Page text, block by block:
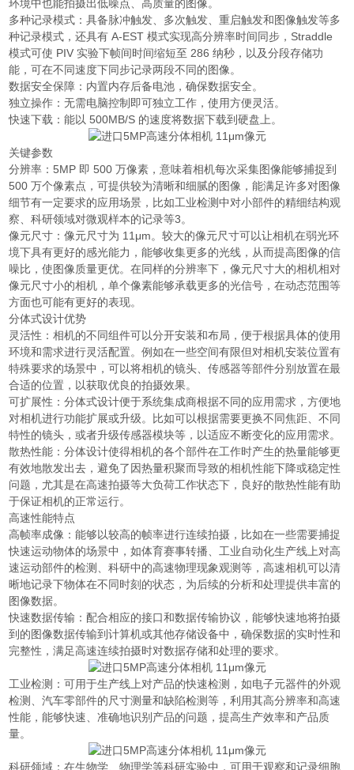
环境中也能拍摄出低噪点、高质量的图像。
多种记录模式：具备脉冲触发、多次触发、重启触发和图像触发等多
种记录模式，还具有 A-EST 模式实现高分辨率时间同步，Straddle
模式可使 PIV 实验下帧间时间缩短至 286 纳秒，以及分段存储功
能，可在不同速度下同步记录两段不同的图像。
数据安全保障：内置内存后备电池，确保数据安全。
独立操作：无需电脑控制即可独立工作，使用方便灵活。
快速下载：能以 500MB/S 的速度将数据下载到硬盘上。
关键参数
分辨率：5MP 即 500 万像素，意味着相机每次采集图像能够捕捉到
500 万个像素点，可提供较为清晰和细腻的图像，能满足许多对图像
细节有一定要求的应用场景，比如工业检测中对小部件的精细结构观
察、科研领域对微观样本的记录等3。
像元尺寸：像元尺寸为 11μm。较大的像元尺寸可以让相机在弱光环
境下具有更好的感光能力，能够收集更多的光线，从而提高图像的信
噪比，使图像质量更优。在同样的分辨率下，像元尺寸大的相机相对
像元尺寸小的相机，单个像素能够承载更多的光信号，在动态范围等
方面也可能有更好的表现。
分体式设计优势
灵活性：相机的不同组件可以分开安装和布局，便于根据具体的使用
环境和需求进行灵活配置。例如在一些空间有限但对相机安装位置有
特殊要求的场景中，可以将相机的镜头、传感器等部件分别放置在最
合适的位置，以获取优良的拍摄效果。
可扩展性：分体式设计便于系统集成商根据不同的应用需求，方便地
对相机进行功能扩展或升级。比如可以根据需要更换不同焦距、不同
特性的镜头，或者升级传感器模块等，以适应不断变化的应用需求。
散热性能：分体设计使得相机的各个部件在工作时产生的热量能够更
有效地散发出去，避免了因热量积聚而导致的相机性能下降或稳定性
问题，尤其是在高速拍摄等大负荷工作状态下，良好的散热性能有助
于保证相机的正常运行。
高速性能特点
高帧率成像：能够以较高的帧率进行连续拍摄，比如在一些需要捕捉
快速运动物体的场景中，如体育赛事转播、工业自动化生产线上对高
速运动部件的检测、科研中的高速物理现象观测等，高速相机可以清
晰地记录下物体在不同时刻的状态，为后续的分析和处理提供丰富的
图像数据。
快速数据传输：配合相应的接口和数据传输协议，能够快速地将拍摄
到的图像数据传输到计算机或其他存储设备中，确保数据的实时性和
完整性，满足高速连续拍摄时对数据存储和处理的要求。
工业检测：可用于生产线上对产品的快速检测，如电子元器件的外观
检测、汽车零部件的尺寸测量和缺陷检测等，利用其高分辨率和高速
性能，能够快速、准确地识别产品的问题，提高生产效率和产品质
量。
科研领域：在生物学、物理学等科研实验中，可用于观察和记录细胞